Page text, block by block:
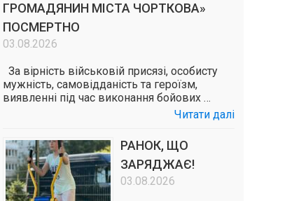
ГРОМАДЯНИН МІСТА ЧОРТКОВА»
ПОСМЕРТНО
03.08.2026
За вірність військовій присязі, особисту
мужність, самовідданість та героїзм,
виявленні під час виконання бойових …
Читати далі
РАНОК, ЩО
ЗАРЯДЖАЄ!
03.08.2026